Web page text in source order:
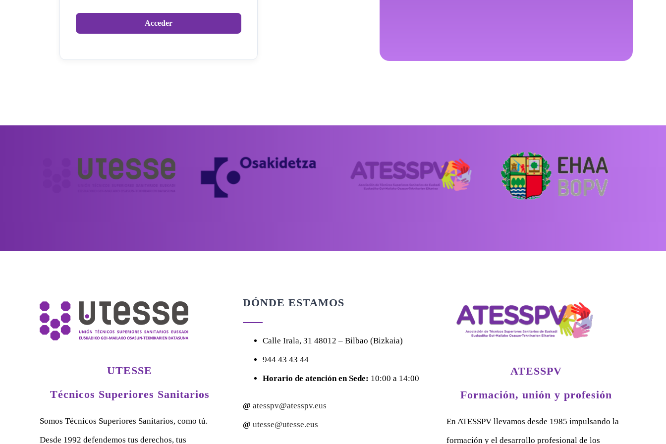
UTESSE
Técnicos Superiores Sanitarios
Somos Técnicos Superiores Sanitarios, como tú.
Desde 1992 defendemos tus derechos, tus
DÓNDE ESTAMOS
CalleIrala, 3148012 – Bilbao (Bizkaia)
944 43 43 44
Horario de atención en Sede: 10:00 a 14:00
@ atesspv@atesspv.eus
@ utesse@utesse.eus
ATESSPV
Formación, unión y profesión
En ATESSPV llevamos desde 1985 impulsando la
formación y el desarrollo profesional de los